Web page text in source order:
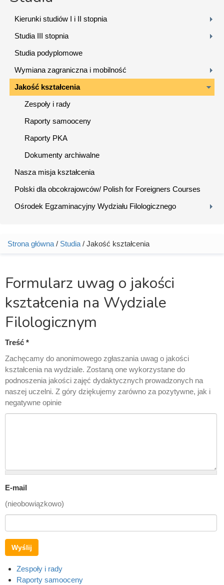
Kierunki studiów I i II stopnia
Studia III stopnia
Studia podyplomowe
Wymiana zagraniczna i mobilność
Jakość kształcenia
Zespoły i rady
Raporty samooceny
Raporty PKA
Dokumenty archiwalne
Nasza misja kształcenia
Polski dla obcokrajowców/ Polish for Foreigners Courses
Ośrodek Egzaminacyjny Wydziału Filologicznego
Jesteś tutaj
Strona główna / Studia / Jakość kształcenia
Formularz uwag o jakości
kształcenia na Wydziale
Filologicznym
Treść *
Zachęcamy do anonimowego zgłaszania uwag o jakości
kształcenia na wydziale. Zostaną one wykorzystane do
podnoszenia jakości zajęć dydaktycznych prowadzonych na
naszej uczelni. Z góry dziękujemy zarówno za pozytywne, jak i
negatywne opinie
E-mail
(nieobowiązkowo)
Wyślij
Zespoły i rady
Raporty samooceny